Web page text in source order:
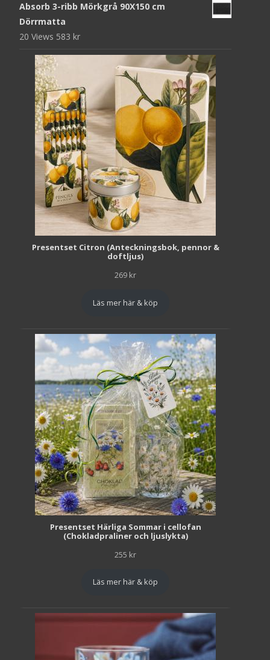
Absorb 3-ribb Mörkgrå 90X150 cm
Dörrmatta
20 Views 583 kr
Presentset Citron (Anteckningsbok, pennor &
doftljus)
269 kr
Läs mer här & köp
Presentset Härliga Sommar i cellofan
(Chokladpraliner och ljuslykta)
255 kr
Läs mer här & köp